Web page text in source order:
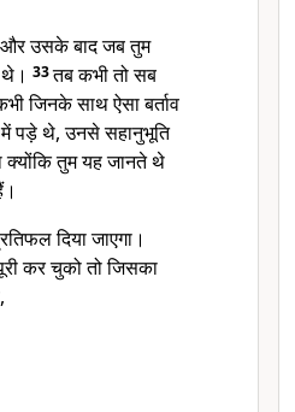
और उसके बाद जब तुम
33तब कभी तो सब
जिनके साथ ऐसा बर्ताव
में पड़े थे, उनसे सहानुभूति
क्योंकि तुम यह जानते थे
दिया जाएगा।
कर चुको तो जिसका